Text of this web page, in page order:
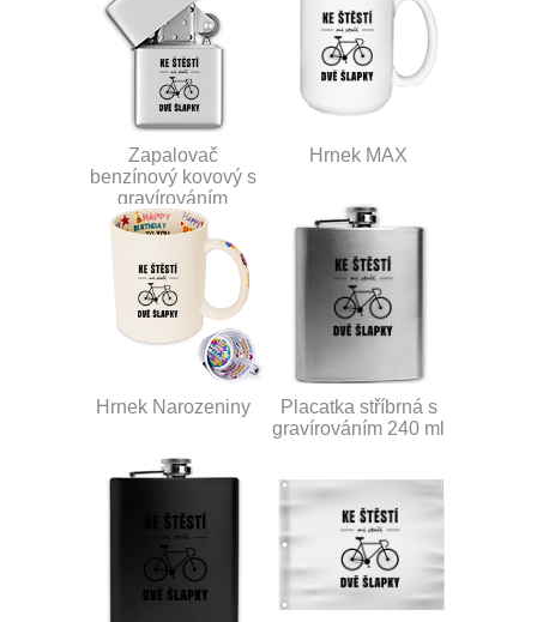
Zapalovač
benzínový kovový s
gravírováním
Hrnek MAX
Hrnek Narozeniny
Placatka stříbrná s
gravírováním 240 ml